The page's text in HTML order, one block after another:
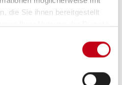
die Sie ihnen bereitgestellt